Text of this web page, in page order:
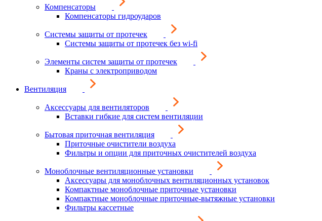
Компенсаторы
Компенсаторы гидроударов
Системы защиты от протечек
Системы защиты от протечек без wi-fi
Элементы систем защиты от протечек
Краны с электроприводом
Вентиляция
Аксессуары для вентиляторов
Вставки гибкие для систем вентиляции
Бытовая приточная вентиляция
Приточные очистители воздуха
Фильтры и опции для приточных очистителей воздуха
Моноблочные вентиляционные установки
Аксессуары для моноблочных вентиляционных установок
Компактные моноблочные приточные установки
Компактные моноблочные приточные-вытяжные установки
Фильтры кассетные